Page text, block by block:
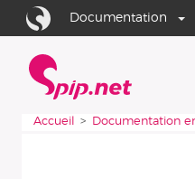
Aller au contenu
Aller à la navigation
Documentation
Vous êtes ici :
Accueil Documentation